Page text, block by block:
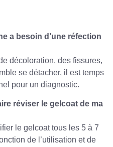
a besoin d’une réfection
décoloration, des fissures,
se détacher, il est temps
pour un diagnostic.
réviser le gelcoat de ma
le gelcoat tous les 5 à 7
de l’utilisation et de